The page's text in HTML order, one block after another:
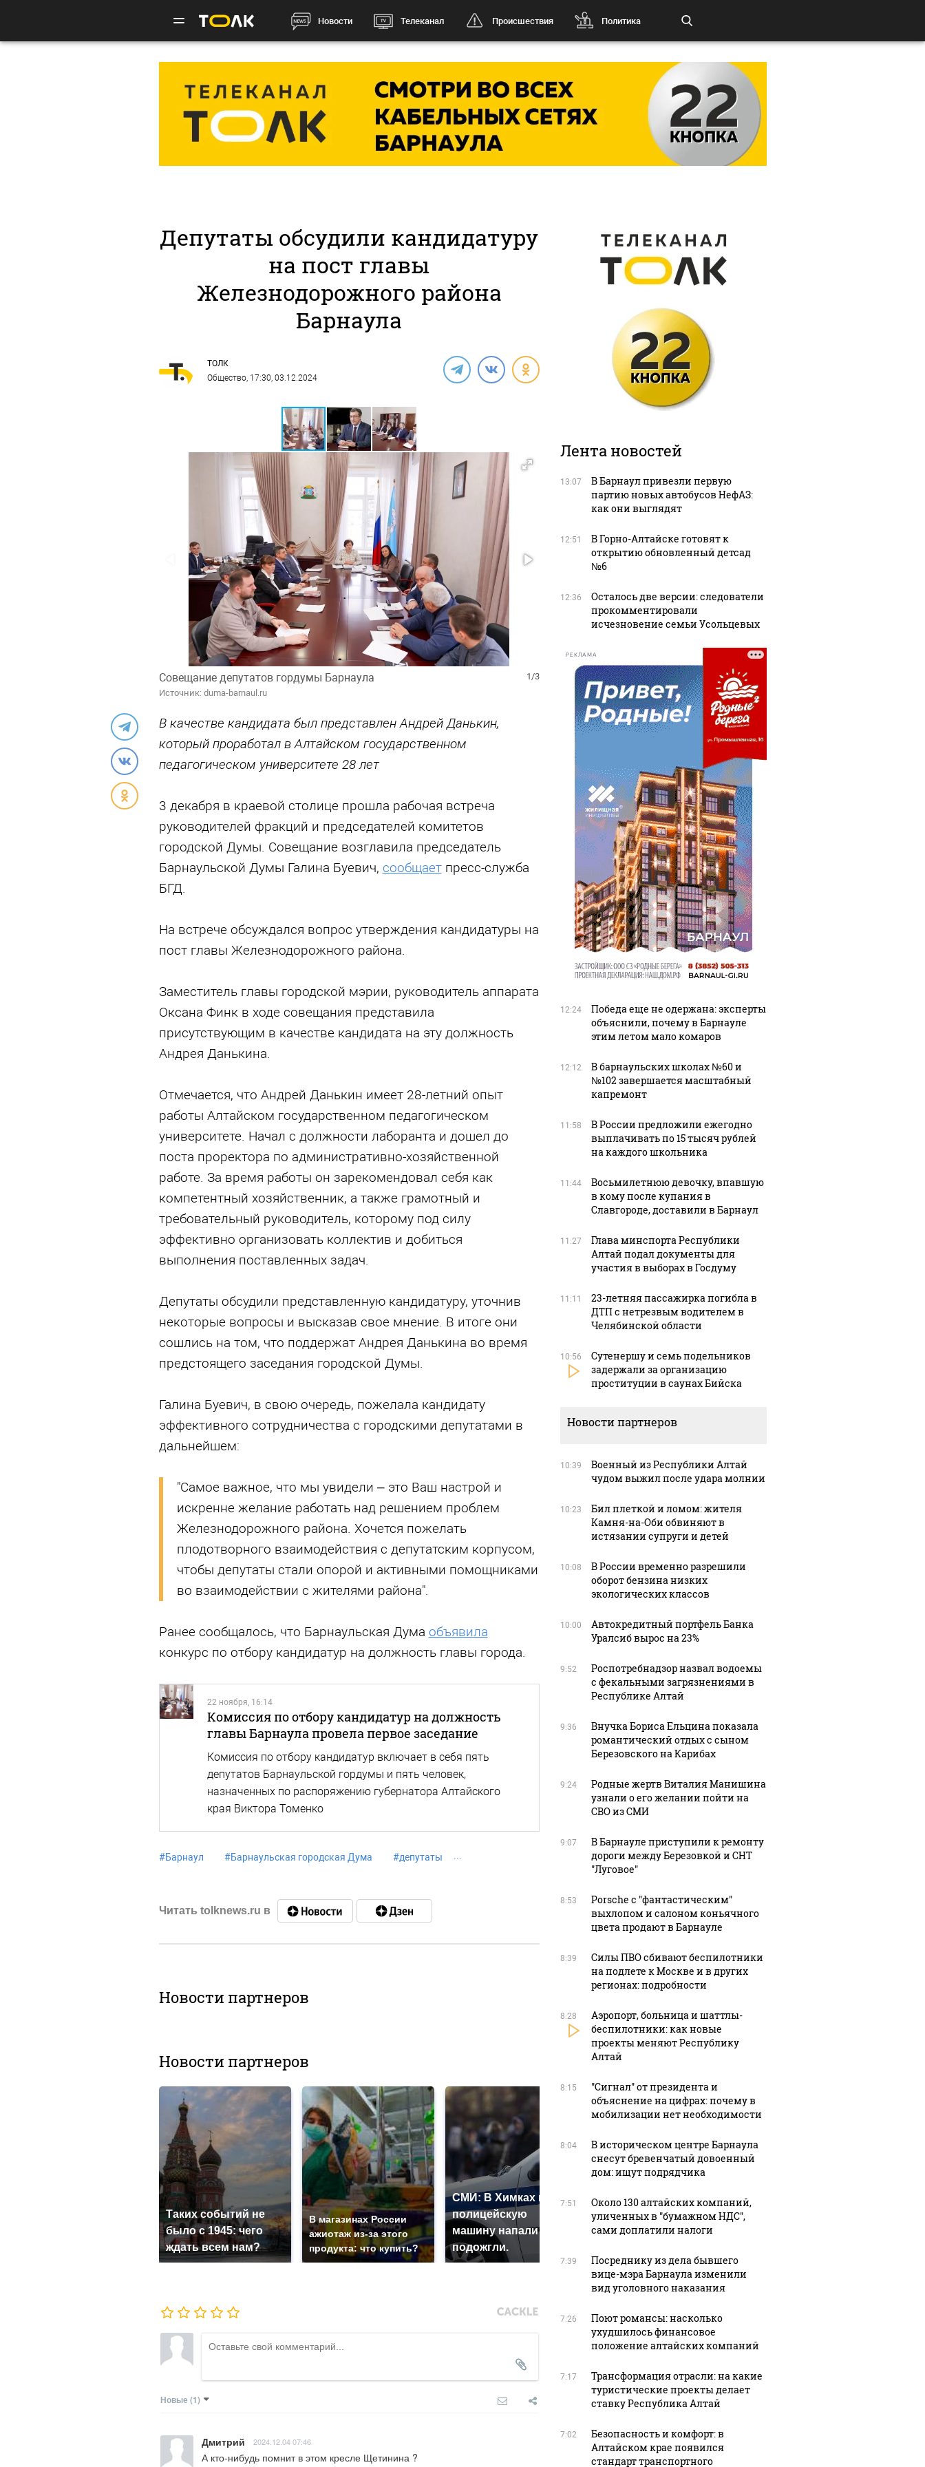
Новости Телеканал Происшествия Политика
Депутаты обсудили кандидатуру
на пост главы
Железнодорожного района
Барнаула
ТОЛК
Общество, 17:30, 03.12.2024
1/3
Совещание депутатов гордумы Барнаула
Источник: duma-barnaul.ru
В качестве кандидата был представлен Андрей Данькин,
который проработал в Алтайском государственном
педагогическом университете 28 лет
3 декабря в краевой столице прошла рабочая встреча
руководителей фракций и председателей комитетов
городской Думы. Совещание возглавила председатель
Барнаульской Думы Галина Буевич, сообщаетпресс-служба
БГД.
На встрече обсуждался вопрос утверждения кандидатуры на
пост главы Железнодорожного района.
Заместитель главы городской мэрии, руководитель аппарата
Оксана Финк в ходе совещания представила
присутствующим в качестве кандидата на эту должность
Андрея Данькина.
Отмечается, что Андрей Данькин имеет 28-летний опыт
работы Алтайском государственном педагогическом
университете. Начал с должности лаборанта и дошел до
поста проректора по административно-хозяйственной
работе. За время работы он зарекомендовал себя как
компетентный хозяйственник, а также грамотный и
требовательный руководитель, которому под силу
эффективно организовать коллектив и добиться
выполнения поставленных задач.
Депутаты обсудили представленную кандидатуру, уточнив
некоторые вопросы и высказав свое мнение. В итоге они
сошлись на том, что поддержат Андрея Данькина во время
предстоящего заседания городской Думы.
Галина Буевич, в свою очередь, пожелала кандидату
эффективного сотрудничества с городскими депутатами в
дальнейшем:
"Самое важное, что мы увидели – это Ваш настрой и
искренне желание работать над решением проблем
Железнодорожного района. Хочется пожелать
плодотворного взаимодействия с депутатским корпусом,
чтобы депутаты стали опорой и активными помощниками
во взаимодействии с жителями района".
Ранее сообщалось, что Барнаульская Дума объявила
конкурс по отбору кандидатур на должность главы города.
22 ноября, 16:14
Комиссия по отбору кандидатур на должность
главы Барнаула провела первое заседание
Комиссия по отбору кандидатур включает в себя пять
депутатов Барнаульской гордумы и пять человек,
назначенных по распоряжению губернатора Алтайского
края Виктора Томенко
#Барнаул #Барнаульская городская Дума #депутаты
Читать tolknews.ru в
Новости партнеров
Новости партнеров
Таких событий не
было с 1945: чего
ждать всем нам?
В магазинах России
ажиотаж из-за этого
продукта: что купить?
СМИ: В Химках на
полицейскую
машину напали и
подожгли.
Где будет встреча
президентов США и
Такую зиму в России
Новые (1)
Дмитрий 2024.12.04 07:46
А кто-нибудь помнит в этом кресле Щетинина ?
Лента новостей
13:07
В Барнаул привезли первую
партию новых автобусов НефАЗ:
как они выглядят
12:51
В Горно-Алтайске готовят к
открытию обновленный детсад
№6
12:36
Осталось две версии: следователи
прокомментировали
исчезновение семьи Усольцевых
РЕКЛАМА
12:24
Победа еще не одержана: эксперты
объяснили, почему в Барнауле
этим летом мало комаров
12:12
В барнаульских школах №60 и
№102 завершается масштабный
капремонт
11:58
В России предложили ежегодно
выплачивать по 15 тысяч рублей
на каждого школьника
11:44
Восьмилетнюю девочку, впавшую
в кому после купания в
Славгороде, доставили в Барнаул
11:27
Глава минспорта Республики
Алтай подал документы для
участия в выборах в Госдуму
11:11
23-летняя пассажирка погибла в
ДТП с нетрезвым водителем в
Челябинской области
10:56
Сутенершу и семь подельников
задержали за организацию
проституции в саунах Бийска
Новости партнеров
10:39
Военный из Республики Алтай
чудом выжил после удара молнии
10:23
Бил плеткой и ломом: жителя
Камня-на-Оби обвиняют в
истязании супруги и детей
10:08
В России временно разрешили
оборот бензина низких
экологических классов
10:00
Автокредитный портфель Банка
Уралсиб вырос на 23%
9:52
Роспотребнадзор назвал водоемы
с фекальными загрязнениями в
Республике Алтай
9:36
Внучка Бориса Ельцина показала
романтический отдых с сыном
Березовского на Карибах
9:24
Родные жертв Виталия Манишина
узнали о его желании пойти на
СВО из СМИ
9:07
В Барнауле приступили к ремонту
дороги между Березовкой и СНТ
"Луговое"
8:53
Porsche с "фантастическим"
выхлопом и салоном коньячного
цвета продают в Барнауле
8:39
Силы ПВО сбивают беспилотники
на подлете к Москве и в других
регионах: подробности
8:28
Аэропорт, больница и шаттлы-
беспилотники: как новые
проекты меняют Республику
Алтай
8:15
"Сигнал" от президента и
объяснение на цифрах: почему в
мобилизации нет необходимости
8:04
В историческом центре Барнаула
снесут бревенчатый довоенный
дом: ищут подрядчика
7:51
Около 130 алтайских компаний,
уличенных в "бумажном НДС",
сами доплатили налоги
7:39
Посреднику из дела бывшего
вице-мэра Барнаула изменили
вид уголовного наказания
7:26
Поют романсы: насколько
ухудшилось финансовое
положение алтайских компаний
7:17
Трансформация отрасли: на какие
туристические проекты делает
ставку Республика Алтай
7:02
Безопасность и комфорт: в
Алтайском крае появился
стандарт транспортного